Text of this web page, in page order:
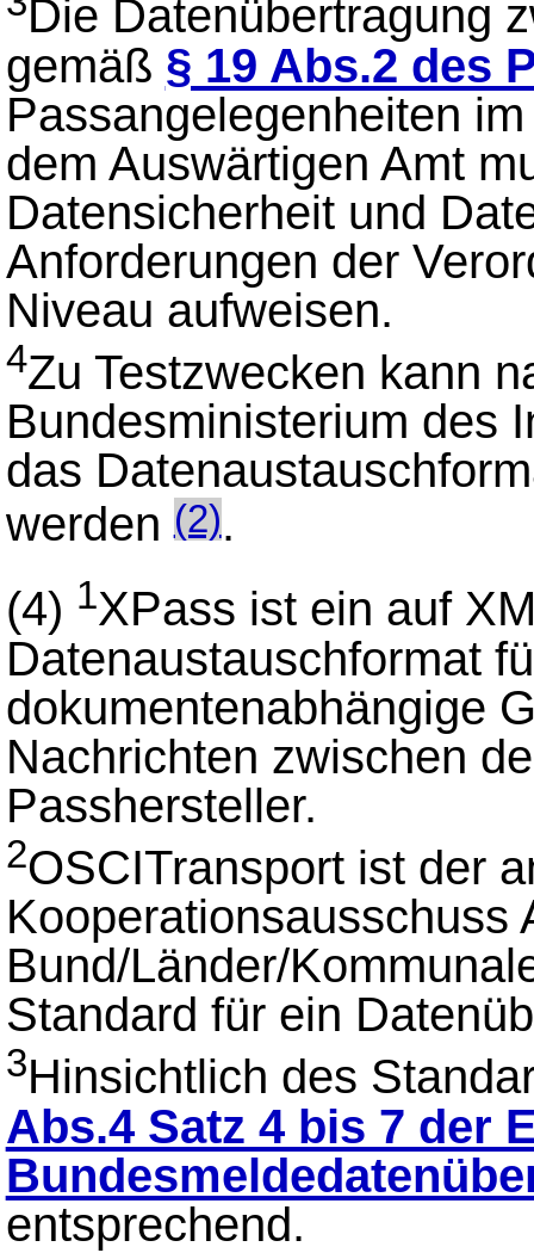
Die Datenübertragung
gemäß § 19 Abs.2 des
Passangelegenheiten
dem Auswärtigen Amt
Datensicherheit und
Anforderungen der
Niveau aufweisen.
4Zu Testzwecken kann
Bundesministerium des
das
werden(2).
(4) 1XPass ist ein auf
Datenaustauschformat
dokumentenabhängige
Nachrichten zwischen
Passhersteller.
2OSCITransport ist der
Kooperationsausschuss
Bund/Länder/
Standard für ein
3Hinsichtlich des
Abs.4 Satz 4 bis 7 der
entsprechend.